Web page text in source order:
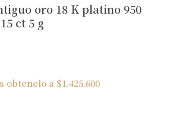
oro 18 K platino 950
ct 5 g
obtenelo a $1.425.600